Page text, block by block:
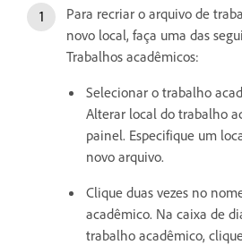
Para recriar o arquivo de
novo local, faça uma das
Trabalhos acadêmicos:
Selecionar o trabalho
Alterar local do trabalho
painel. Especifique um
novo arquivo.
Clique duas vezes no
acadêmico. Na caixa de
trabalho acadêmico,